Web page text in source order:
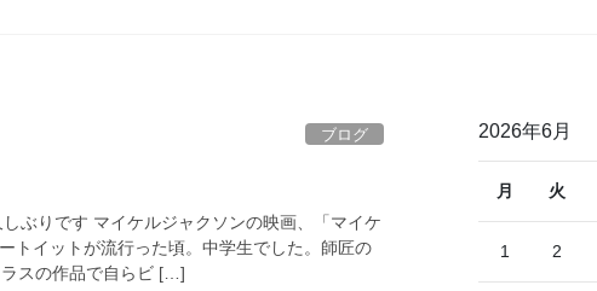
ブログ
ぶりです マイケルジャクソンの映画、「マイケ
トイットが流行った頃。中学生でした。師匠の
スの作品で自らビ […]
2026年6月
月 火
1 2